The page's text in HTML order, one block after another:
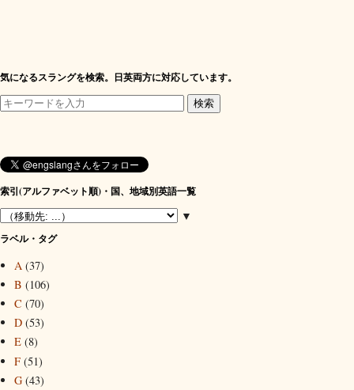
気になるスラングを検索。日英両方に対応しています。
索引(アルファベット順)・国、地域別英語一覧
▼
ラベル・タグ
A (37)
B (106)
C (70)
D (53)
E (8)
F (51)
G (43)